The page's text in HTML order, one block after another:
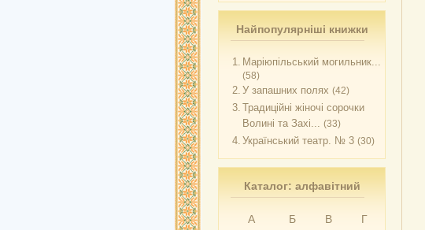
Найпопулярніші книжки
1. Маріюпільський могильник...
(58)
2. У запашних полях (42)
3. Традиційні жіночі сорочки
Волині та Захі... (33)
4. Український театр. № 3 (30)
Каталог: алфавітний
А Б В
Г